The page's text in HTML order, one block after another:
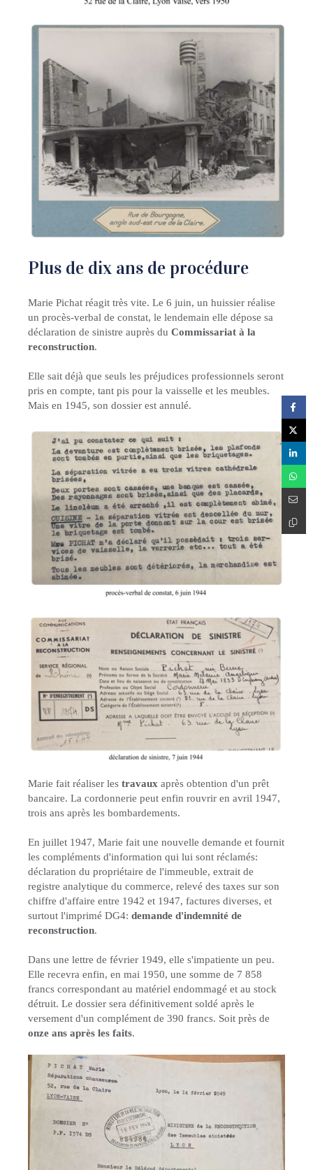
Plus de dix ans de procédure
Marie Pichat réagit très vite. Le 6 juin, un huissier réalise
un procès-verbal de constat, le lendemain elle dépose sa
déclaration de sinistre auprès du Commissariat à la
reconstruction.
Elle sait déjà que seuls les préjudices professionnels seront
pris en compte, tant pis pour la vaisselle et les meubles.
Mais en 1945, son dossier est annulé.
Marie fait réaliser les travaux après obtention d'un prêt
bancaire. La cordonnerie peut enfin rouvrir en avril 1947,
trois ans après les bombardements.
En juillet 1947, Marie fait une nouvelle demande et fournit
les compléments d'information qui lui sont réclamés:
déclaration du propriétaire de l'immeuble, extrait de
registre analytique du commerce, relevé des taxes sur son
chiffre d'affaire entre 1942 et 1947, factures diverses, et
surtout l'imprimé DG4: demande d'indemnité de
reconstruction.
Dans une lettre de février 1949, elle s'impatiente un peu.
Elle recevra enfin, en mai 1950, une somme de 7 858
francs correspondant au matériel endommagé et au stock
détruit. Le dossier sera définitivement soldé après le
versement d'un complément de 390 francs. Soit près de
onze ans après les faits.